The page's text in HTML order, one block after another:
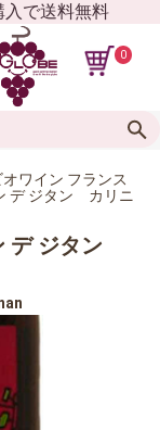
入で送料無料
0
ワイン フランス
デ ジタン カリニ
デ ジタン